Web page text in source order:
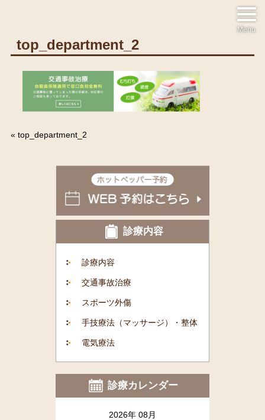
Menu
top_department_2
« top_department_2
診療内容
診療内容
交通事故治療
スポーツ外傷
手技療法（マッサージ）・整体
電気療法
診療カレンダー
2026年 08月